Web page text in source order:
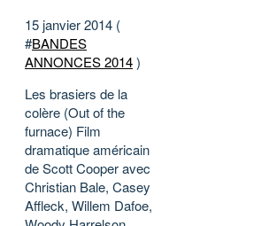
15 janvier 2014 (
#BANDES
ANNONCES 2014)
Les brasiers de la
colère (Out of the
furnace) Film
dramatique américain
de Scott Cooper avec
Christian Bale, Casey
Affleck, Willem Dafoe,